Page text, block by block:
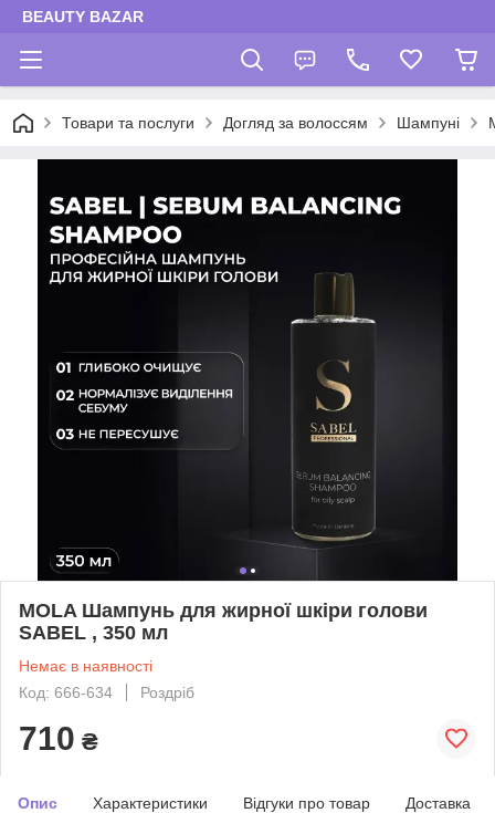
BEAUTY BAZAR
Товари та послуги Догляд за волоссям Шампуні
MOLA Шампунь для жирної шкіри голови
SABEL , 350 мл
Немає в наявності
Код: 666-634
Роздріб
710 ₴
Опис Характеристики Відгуки про товар Доставка